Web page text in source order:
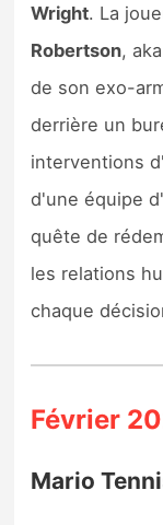
Wright. La
Robertson, aka
de son exo-
derrière un
interventions
d'une équipe
quête de
les relations
chaque
Février
Mario